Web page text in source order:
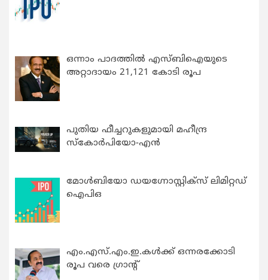
ഒന്നാം പാദത്തിൽ എസ്ബിഐയുടെ
അറ്റാദായം 21,121 കോടി രൂപ
പുതിയ ഫീച്ചറുകളുമായി മഹീന്ദ്ര
സ്കോർപിയോ-എൻ
മോൾബിയോ ഡയഗ്നോസ്റ്റിക്സ് ലിമിറ്റഡ്
ഐപിഒ
എം.എസ്.എം.ഇ.കൾക്ക് ഒന്നരക്കോടി
രൂപ വരെ ഗ്രാന്റ്